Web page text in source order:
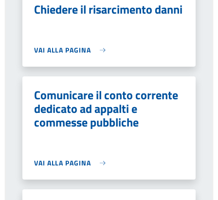
Chiedere il risarcimento danni
VAI ALLA PAGINA
Comunicare il conto corrente
dedicato ad appalti e
commesse pubbliche
VAI ALLA PAGINA